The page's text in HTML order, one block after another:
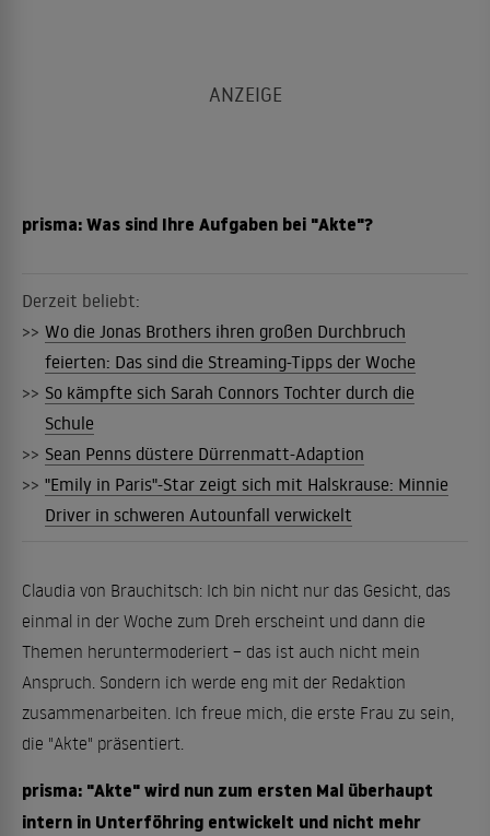
prisma: Was sind Ihre Aufgaben bei "Akte"?
Derzeit beliebt:
>> Wo die Jonas Brothers ihren großen Durchbruch
feierten: Das sind die Streaming-Tipps der Woche
>> So kämpfte sich Sarah Connors Tochter durch die
Schule
>> Sean Penns düstere Dürrenmatt-Adaption
>> "Emily in Paris"-Star zeigt sich mit Halskrause: Minnie
Driver in schweren Autounfall verwickelt
Claudia von Brauchitsch: Ich bin nicht nur das Gesicht, das
einmal in der Woche zum Dreh erscheint und dann die
Themen heruntermoderiert – das ist auch nicht mein
Anspruch. Sondern ich werde eng mit der Redaktion
zusammenarbeiten. Ich freue mich, die erste Frau zu sein,
die "Akte" präsentiert.
prisma: "Akte" wird nun zum ersten Mal überhaupt
intern in Unterföhring entwickelt und nicht mehr